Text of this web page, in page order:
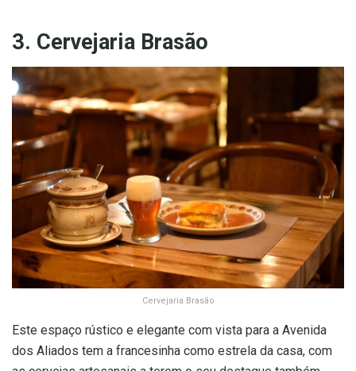
3. Cervejaria Brasão
Cervejaria Brasão
Este espaço rústico e elegante com vista para a Avenida
dos Aliados tem a francesinha como estrela da casa, com